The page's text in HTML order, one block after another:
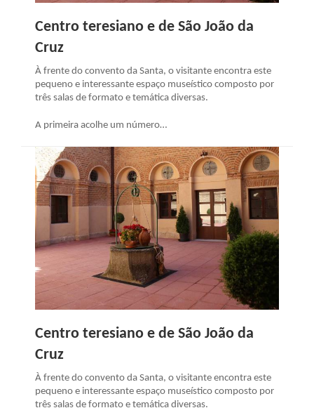
Centro teresiano e de São João da
Cruz
À frente do convento da Santa, o visitante encontra este
pequeno e interessante espaço museístico composto por
três salas de formato e temática diversas.
A primeira acolhe um número…
Centro teresiano e de São João da
Cruz
À frente do convento da Santa, o visitante encontra este
pequeno e interessante espaço museístico composto por
três salas de formato e temática diversas.